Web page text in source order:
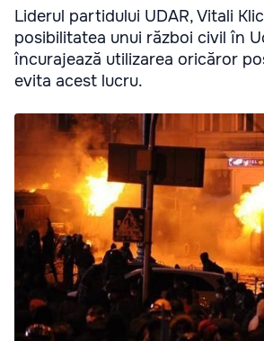
Liderul partidului UDAR, Vitali
posibilitatea unui război civil în
încurajează utilizarea oricăror
evita acest lucru.